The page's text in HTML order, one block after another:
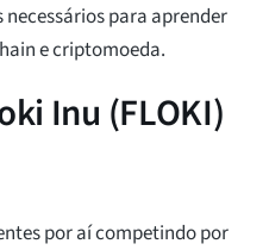
necessários para aprender
e criptomoeda.
Inu (FLOKI)
por aí competindo por